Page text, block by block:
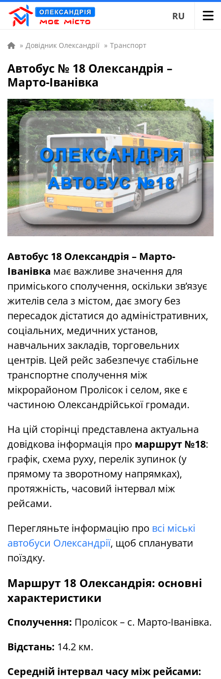
RU
» Довідник Олександрії » Транспорт
Автобус № 18 Олександрія –
Марто-Іванівка
Автобус 18 Олександрія – Марто-
Іванівка має важливе значення для
приміського сполучення, оскільки зв’язує
жителів села з містом, дає змогу без
пересадок дістатися до адміністративних,
соціальних, медичних установ,
навчальних закладів, торговельних
центрів. Цей рейс забезпечує стабільне
транспортне сполучення між
мікрорайоном Пролісок і селом, яке є
частиною Олександрійської громади.
На цій сторінці представлена актуальна
довідкова інформація про маршрут №18:
графік, схема руху, перелік зупинок (у
прямому та зворотному напрямках),
протяжність, часовий інтервал між
рейсами.
Перегляньте інформацію про всі міські
автобуси Олександрії, щоб спланувати
поїздку.
Маршрут 18 Олександрія: основні
характеристики
Сполучення: Пролісок – с. Марто-Іванівка.
Відстань: 14.2 км.
Середній інтервал часу між рейсами: